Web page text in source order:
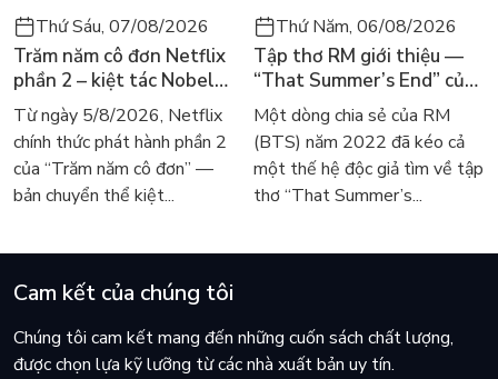
Thứ Sáu, 07/08/2026
Trăm năm cô đơn Netflix
phần 2 – kiệt tác Nobel
trở lại màn ảnh, dòng
người tìm đọc lại García
Márquez
Từ ngày 5/8/2026, Netflix
chính thức phát hành phần 2
của “Trăm năm cô đơn” —
bản chuyển thể kiệt...
Thứ Năm, 06/08/2026
Tập thơ RM giới thiệu —
“That Summer’s End” của
Lee Seong-bok ra mắt bản
tiếng Anh sau 4 năm gây
sốt
Một dòng chia sẻ của RM
(BTS) năm 2022 đã kéo cả
một thế hệ độc giả tìm về tập
thơ “That Summer’s...
Cam kết của chúng tôi
Chúng tôi cam kết mang đến những cuốn sách chất lượng,
được chọn lựa kỹ lưỡng từ các nhà xuất bản uy tín.